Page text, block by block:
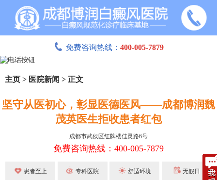
免费咨询热线： 400-005-7879
主页 > 医院新闻 > 正文
坚守从医初心，彰显医德医风——成都博润魏
茂英医生拒收患者红包
成都市武侯区红牌楼佳灵路6号
免费咨询热线：400-005-7879
患者至上 专科医院 舒适环境 无假日